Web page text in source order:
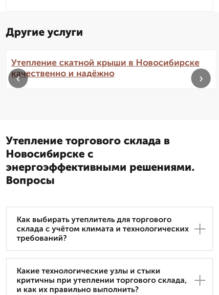
Другие услуги
Утепление скатной крыши в Новосибирске
качественно и надёжно
‹ ›
Утепление торгового склада в
Новосибирске с
энергоэффективными решениями.
Вопросы
Как выбирать утеплитель для торгового
склада с учётом климата и технологических
требований?
Какие технологические узлы и стыки
критичны при утеплении торгового склада,
и как их правильно выполнить?